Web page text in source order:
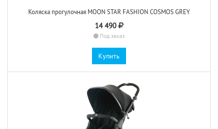
Коляска прогулочная MOON STAR FASHION COSMOS GREY
14 490
Под заказ
Купить